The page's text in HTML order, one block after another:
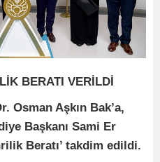
BERATI VERİLDİ
Osman Aşkın Bak’a,
Başkanı Sami Er
Beratı’ takdim edildi.